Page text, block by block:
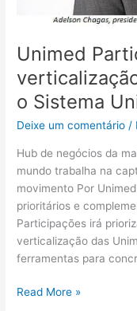
Unimed
o Sistema
Deixe um comentário /
Hub de negócios da
mundo trabalha na
movimento Por
prioritários e
Participações irá
verticalização das
ferramentas para
Read More »